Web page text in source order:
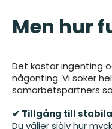
Men hur
Det kostar ingenting
någonting. Vi söker
samarbetspartners
✔ Tillgång till
Du väljer själv hur